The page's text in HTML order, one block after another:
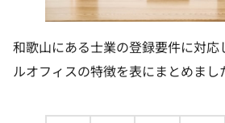
和歌山にある士業の登録要件に対応
ルオフィスの特徴を表にまとめまし